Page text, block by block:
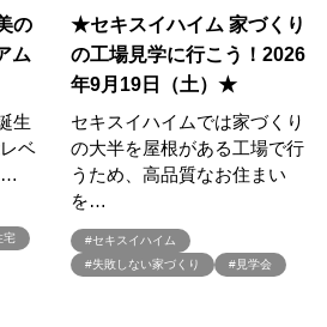
プレゼント #今だけ特別価格
#似顔絵 #低価格 #住まいづくり
#住まいづくりのスタート
#住まいづくりセミナー
#住まいの参観日 #住まいの工場見学会
るフェスタ #住まい博 #住み替え
産ハウジング
業オリジナルキッチン
#住宅キャンペーン
の
ム
生
ベ
…
宅
★セキスイハイム 家づくり
の工場見学に行こう！2026
年9月19日（土）★
セキスイハイムでは家づくり
の大半を屋根がある工場で行
うため、高品質なお住まい
を…
#セキスイハイム
#失敗しない家づくり
#見学会